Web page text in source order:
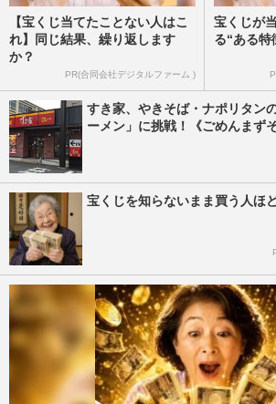
【宝くじ当てたことない人はこ
れ】同じ結果、繰り返します
か？
PR(合同会社デジタルファーム )
宝くじが
る“ある特
すき家、やきそば・ナポリタン
ーメン」に挑戦！《ごめんまず
宝くじを知らないまま買う人ほ